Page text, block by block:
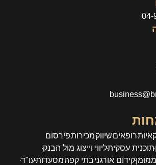
04-
רופאיםשיווקמכירותפירסום
תוכנית עסקיתליווי וייצוג מול הבנק
קידום אורגניבתי קפהמסעדותעו"ד